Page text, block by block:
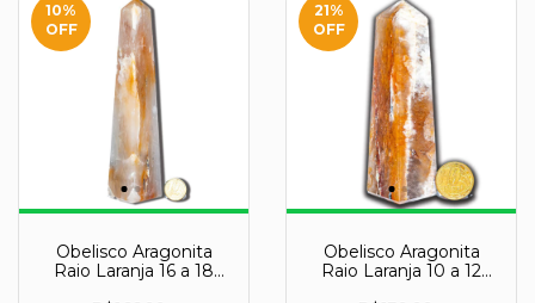
10%
OFF
Obelisco Aragonita
Raio Laranja 16 a 18
21%
OFF
Obelisco Aragonita
Raio Laranja 10 a 12